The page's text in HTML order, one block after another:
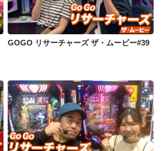
GOGO リサーチャーズ ザ・ムービー#39
GOGO リサーチャーズ ザ・ムービー#37